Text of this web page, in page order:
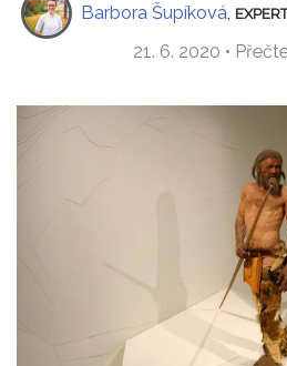
Barbora Šupíková
21. 6. 2020 •